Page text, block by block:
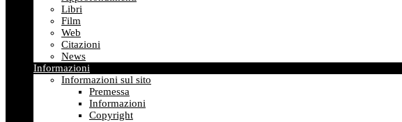
Libri
Film
Web
Citazioni
News
Informazioni
Informazioni sul sito
Premessa
Informazioni
Copyright